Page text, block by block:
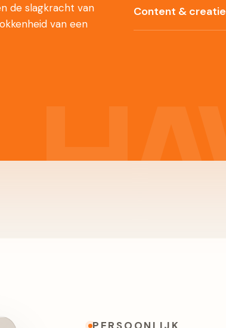
de slagkracht van
van een
Content & creatie